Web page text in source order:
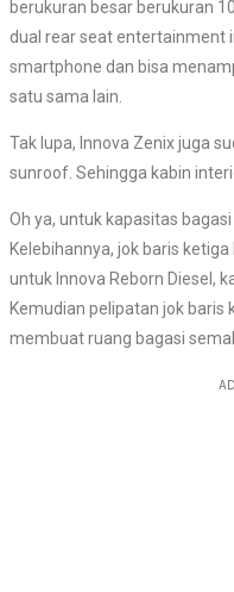
berukuran besar berukuran
dual rear seat entertainment
smartphone dan bisa
satu sama lain.
Tak lupa, Innova Zenix juga
sunroof. Sehingga kabin
Oh ya, untuk kapasitas
Kelebihannya, jok baris
untuk Innova Reborn Diesel,
Kemudian pelipatan jok baris
membuat ruang bagasi